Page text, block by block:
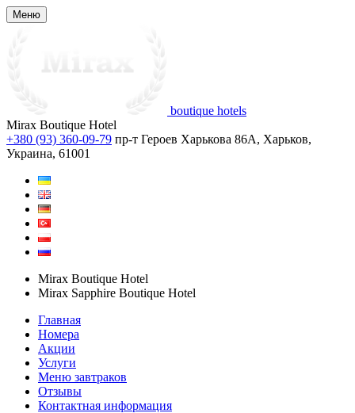
Меню
boutique hotels
Mirax Boutique Hotel
+380 (93) 360-09-79 пр-т Героев Харькова 86A, Харьков,
Украина, 61001
Mirax Boutique Hotel
Mirax Sapphire Boutique Hotel
Главная
Номера
Акции
Услуги
Меню завтраков
Отзывы
Контактная информация